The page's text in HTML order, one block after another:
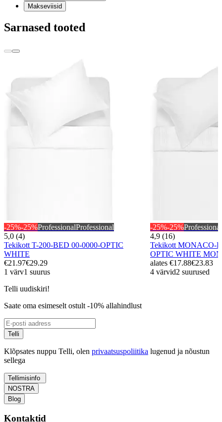
Makseviisid
Sarnased tooted
-25%-25%ProfessionalProfessional
5,0 (4)
Tekikott T-200-BED 00-0000-OPTIC
WHITE
€21.97€29.29
1 värv1 suurus
-25%-25%Professional
4,9 (16)
Tekikott MONACO-
OPTIC WHITE MON
alates €17.88€23.83
4 värvid2 suurused
Telli uudiskiri!
Saate oma esimeselt ostult -10% allahindlust
Telli
Klõpsates nuppu Telli, olen privaatsuspoliitika lugenud ja nõustun
sellega
Tellimisinfo
NOSTRA
Blog
Kontaktid